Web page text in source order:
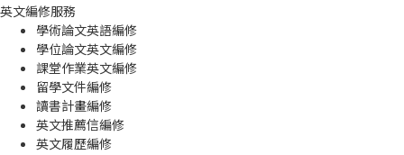
英文編修服務
學術論文英語編修
學位論文英文編修
課堂作業英文編修
留學文件編修
讀書計畫編修
英文推薦信編修
英文履歷編修